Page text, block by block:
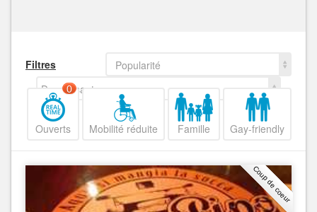
Filtres
Popularité
Decroissant
Ouverts
0
Mobilité réduite Famille Gay-friendly
Coup de coeur